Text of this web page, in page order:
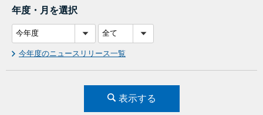
年度・月を選択
今年度のニュースリリース一覧
表示する